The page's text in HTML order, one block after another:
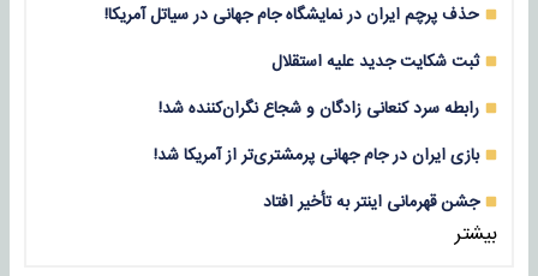
حذف پرچم ایران در نمایشگاه جام جهانی در سیاتل آمریکا!
ثبت شکایت جدید علیه استقلال
رابطه سرد کنعانی زادگان و شجاع نگران‌کننده شد!
بازی‌ ایران در جام جهانی پرمشتری‌تر از آمریکا شد!
جشن قهرمانی اینتر به تأخیر افتاد
بیشتر